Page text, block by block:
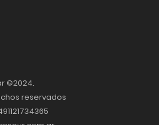
©2024.
reservados